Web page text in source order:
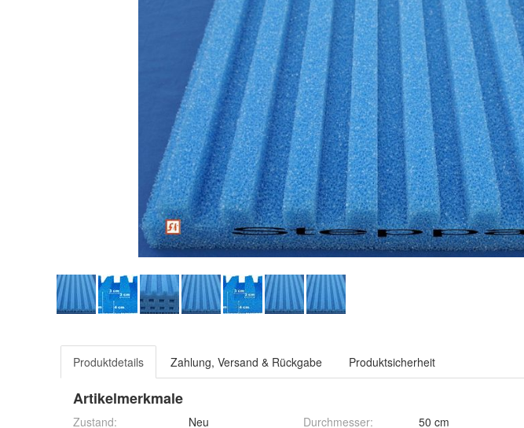
Produktdetails Zahlung, Versand & Rückgabe Produktsicherheit
Artikelmerkmale
Zustand:
Neu
Durchmesser:
50 cm